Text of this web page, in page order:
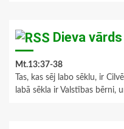
Dieva
Mt.13:37-38
Tas, kas sēj labo sēklu, ir
labā sēkla ir Valstības bērni,